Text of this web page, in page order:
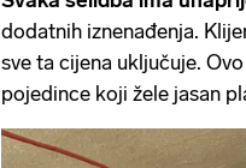
dodatnih iznenađenja.
sve ta cijena uključuje.
pojedince koji žele jasan